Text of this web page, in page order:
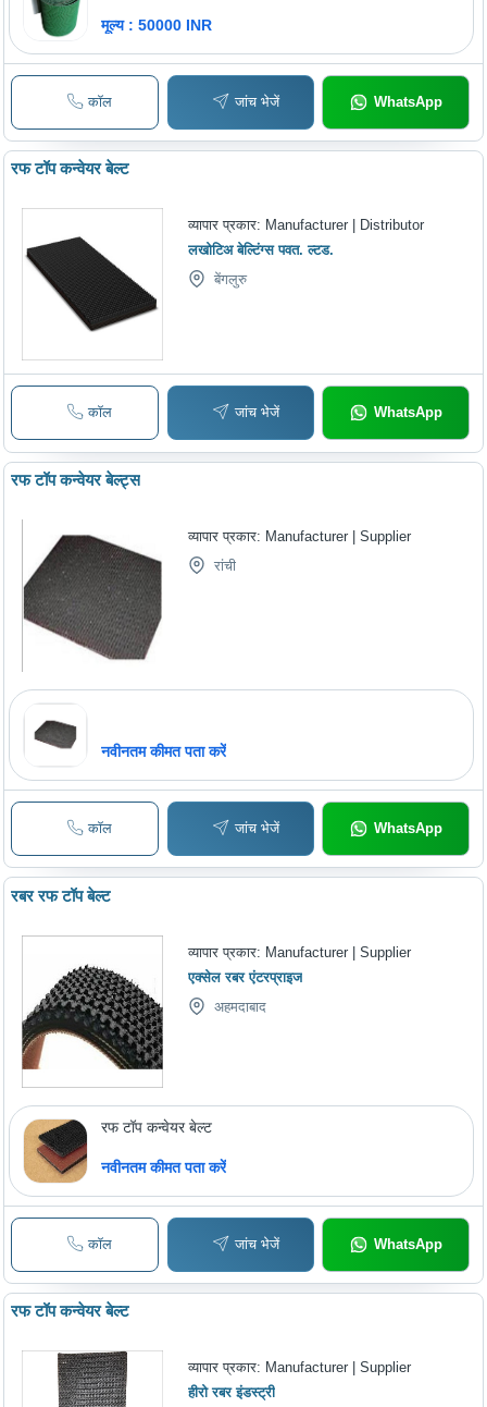
मूल्य : 50000 INR
कॉल जांच भेजें WhatsApp
रफ टॉप कन्वेयर बेल्ट
व्यापार प्रकार: Manufacturer | Distributor
लखोटिअ बेल्टिंग्स पवत. ल्टड.
बेंगलुरु
कॉल जांच भेजें WhatsApp
रफ टॉप कन्वेयर बेल्ट्स
व्यापार प्रकार: Manufacturer | Supplier
रांची
नवीनतम कीमत पता करें
कॉल जांच भेजें WhatsApp
रबर रफ टॉप बेल्ट
व्यापार प्रकार: Manufacturer | Supplier
एक्सेल रबर एंटरप्राइज
अहमदाबाद
रफ टॉप कन्वेयर बेल्ट
नवीनतम कीमत पता करें
कॉल जांच भेजें WhatsApp
रफ टॉप कन्वेयर बेल्ट
व्यापार प्रकार: Manufacturer | Supplier
हीरो रबर इंडस्ट्री